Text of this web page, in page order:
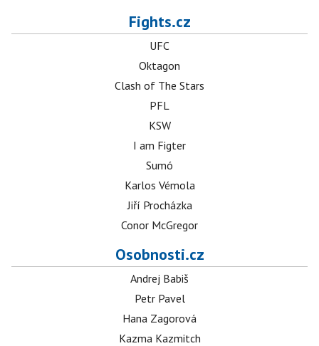
Fights.cz
UFC
Oktagon
Clash of The Stars
PFL
KSW
I am Figter
Sumó
Karlos Vémola
Jiří Procházka
Conor McGregor
Osobnosti.cz
Andrej Babiš
Petr Pavel
Hana Zagorová
Kazma Kazmitch